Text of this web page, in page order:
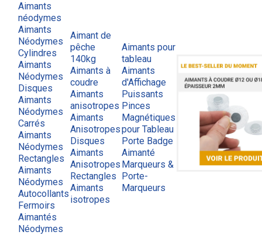
Aimants
néodymes
Aimants
Néodymes
Cylindres
Aimants
Néodymes
Disques
Aimants
Néodymes
Carrés
Aimants
Néodymes
Rectangles
Aimants
Néodymes
Autocollants
Fermoirs
Aimantés
Néodymes
Aimant de
pêche
140kg
Aimants à
coudre
Aimants
anisotropes
Aimants
Anisotropes
Disques
Aimants
Anisotropes
Rectangles
Aimants
isotropes
Aimants pour
tableau
Aimants
d'Affichage
Puissants
Pinces
Magnétiques
pour Tableau
Porte Badge
Aimanté
Marqueurs &
Porte-
Marqueurs